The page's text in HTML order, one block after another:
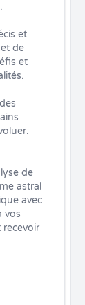
et
de
et
de
astral
avec
vos